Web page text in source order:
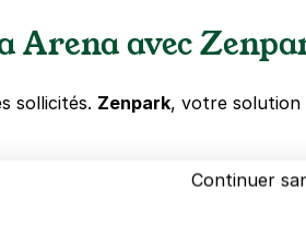
Arena avec
sollicités. Zenpark, votre solution
Continuer